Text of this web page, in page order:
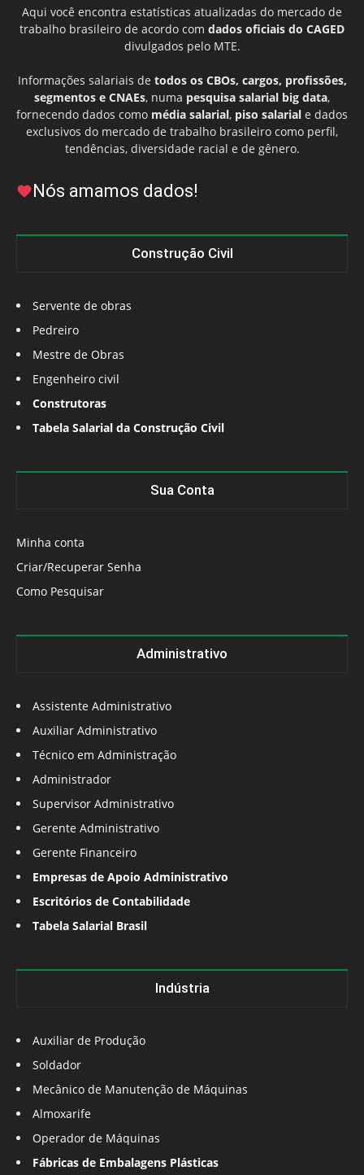
Aqui você encontra estatísticas atualizadas do mercado de
trabalho brasileiro de acordo com dados oficiais do CAGED
divulgados pelo MTE.
Informações salariais de todos os CBOs, cargos, profissões,
segmentos e CNAEs, numa pesquisa salarial big data,
fornecendo dados como média salarial, piso salarial e dados
exclusivos do mercado de trabalho brasileiro como perfil,
tendências, diversidade racial e de gênero.
Nós amamos dados!
Construção Civil
Servente de obras
Pedreiro
Mestre de Obras
Engenheiro civil
Construtoras
Tabela Salarial da Construção Civil
Sua Conta
Minha conta
Criar/Recuperar Senha
Como Pesquisar
Administrativo
Assistente Administrativo
Auxiliar Administrativo
Técnico em Administração
Administrador
Supervisor Administrativo
Gerente Administrativo
Gerente Financeiro
Empresas de Apoio Administrativo
Escritórios de Contabilidade
Tabela Salarial Brasil
Indústria
Auxiliar de Produção
Soldador
Mecânico de Manutenção de Máquinas
Almoxarife
Operador de Máquinas
Fábricas de Embalagens Plásticas